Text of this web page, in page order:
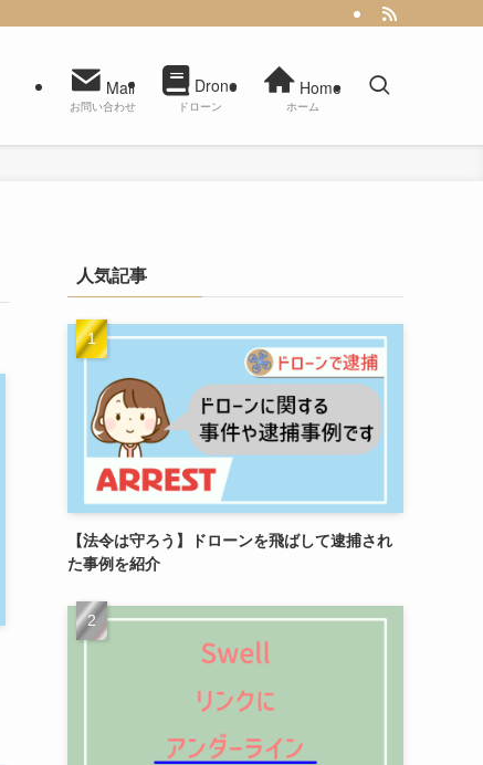
Mail
お問い合わせ
Drone
ドローン
Home
ホーム
人気記事
【法令は守ろう】ドローンを飛ばして逮捕され
た事例を紹介